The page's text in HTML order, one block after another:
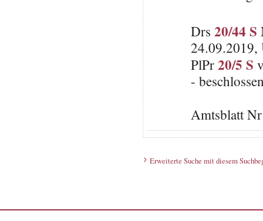
Drs 20/44 S
24.09.2019,
PlPr20/5 S
-
Amtsblatt
Erweiterte Suche mit diesem